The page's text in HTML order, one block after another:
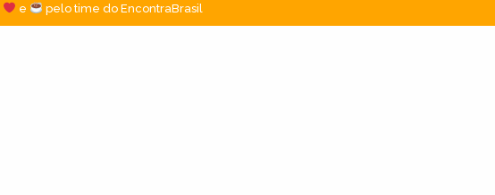
e pelo time do EncontraBrasil